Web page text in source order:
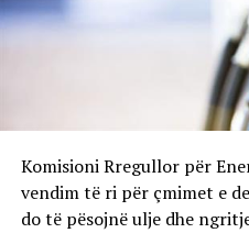
Komisioni Rregullor për
vendim të ri për çmimet e
do të pësojnë ulje dhe